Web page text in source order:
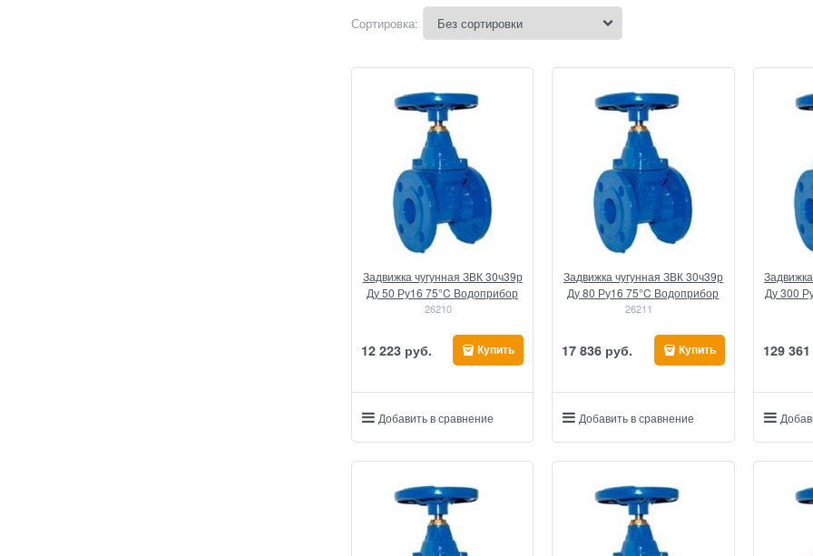
Сортировка:
Задвижка чугунная ЗВК 30ч39р
Ду 50 Ру16 75°C Водоприбор
26210
12 223 руб. Купить
Добавить в сравнение
Задвижка чугунная ЗВК 30ч39р
Ду 80 Ру16 75°C Водоприбор
26211
17 836 руб. Купить
Добавить в сравнение
Ду 300
129 361